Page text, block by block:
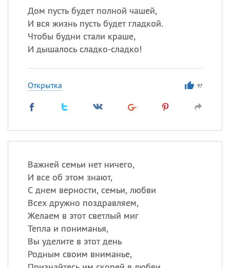
Дом пусть будет полной чашей,
И вся жизнь пусть будет гладкой.
Чтобы будни стали краше,
И дышалось сладко-сладко!
Открытка 97
Важней семьи нет ничего,
И все об этом знают,
С днем верности, семьи, любви
Всех дружно поздравляем,
Желаем в этот светлый миг
Тепла и пониманья,
Вы уделите в этот день
Родным своим вниманье,